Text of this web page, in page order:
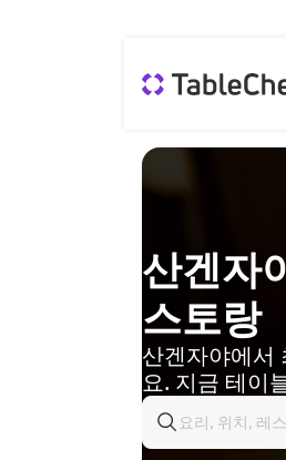
산겐자
스토랑
산겐자야에서
요. 지금 테이